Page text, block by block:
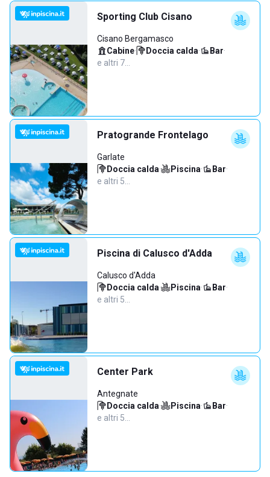
Sporting Club Cisano
Cisano Bergamasco
Cabine· Doccia calda· Bar·
e altri 7…
Pratogrande Frontelago
Garlate
Doccia calda· Piscina· Bar·
e altri 5…
Piscina di Calusco d'Adda
Calusco d'Adda
Doccia calda· Piscina· Bar·
e altri 5…
Center Park
Antegnate
Doccia calda· Piscina· Bar·
e altri 5…